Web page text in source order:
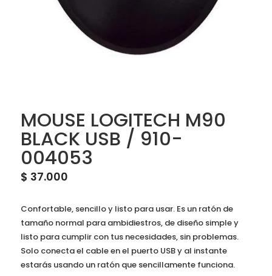
MOUSE LOGITECH M90
BLACK USB / 910-
004053
$ 37.000
Confortable, sencillo y listo para usar. Es un ratón de
tamaño normal para ambidiestros, de diseño simple y
listo para cumplir con tus necesidades, sin problemas.
Solo conecta el cable en el puerto USB y al instante
estarás usando un ratón que sencillamente funciona.